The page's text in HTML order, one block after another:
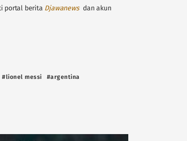
portal berita Djawanewsdan akun
#lionel messi
#argentina